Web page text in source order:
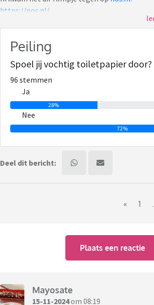
https://nos.nl/
Bij ons in de straat zijn er al jaren
door.
De man van het rioolbedrijf zegt dan dat het
zien met zo'n camera waarmee ze het riool
dan geloof ik dat ik herkende ze nooit op die
Peiling
Spoel jij vochtig toiletpapier door?
96 stemmen
Ja
28%
Nee
72%
Deel dit bericht:
« 1
Plaats een reactie
Mayosate
15-11-2024om 08:19